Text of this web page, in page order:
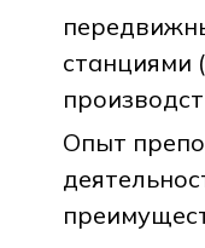
станциями
Опыт